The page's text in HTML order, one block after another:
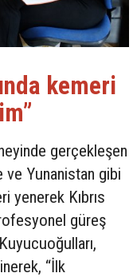
kemeri
gerçekleşen
ve Yunanistan gibi
yenerek Kıbrıs
güreş
“İlk